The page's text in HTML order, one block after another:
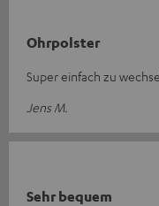
Ohrpolster
Super einfach zu
Jens M.
Sehr bequem